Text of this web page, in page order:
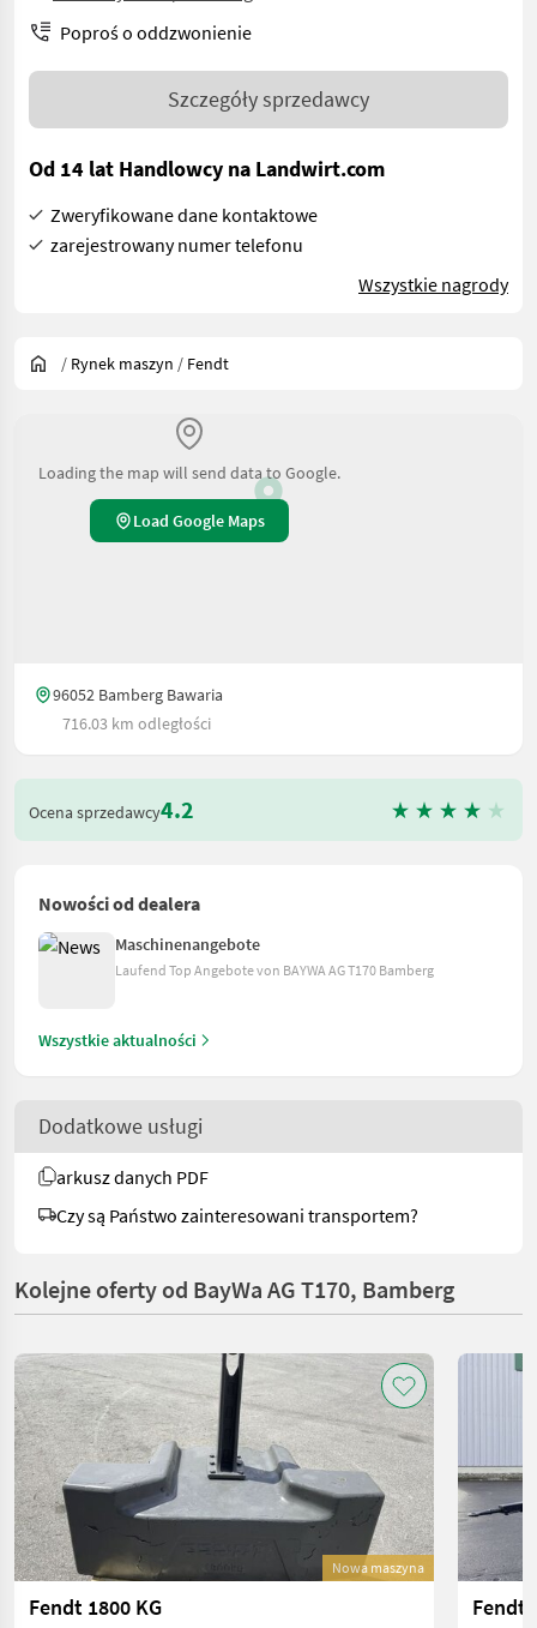
Poproś o oddzwonienie
Szczegóły sprzedawcy
Od 14 lat Handlowcy na Landwirt.com
Zweryfikowane dane kontaktowe
zarejestrowany numer telefonu
Wszystkie nagrody
/ Rynek maszyn / Fendt
Loading the map will send data to Google.
Load Google Maps
96052 Bamberg Bawaria
716.03 km odległości
Ocena sprzedawcy4.2
Nowości od dealera
Maschinenangebote
Laufend Top Angebote von BAYWA AG T170 Bamberg
Wszystkie aktualności
Dodatkowe usługi
arkusz danych PDF
Czy są Państwo zainteresowani transportem?
Kolejne oferty od BayWa AG T170, Bamberg
Nowa maszyna
Fendt 1800 KG
Fendt